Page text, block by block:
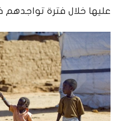
عليها خلال فترة